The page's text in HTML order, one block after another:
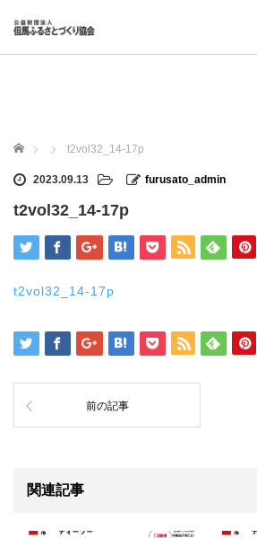
ホーム t2vol32_14-17p
2023.09.13 furusato_admin
t2vol32_14-17p
t2vol32_14-17p
前の記事
関連記事